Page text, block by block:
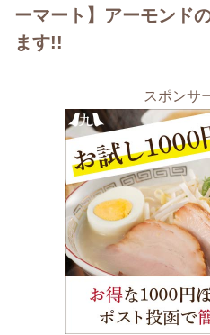
ーマート】アーモンド
ます!!
スポンサ